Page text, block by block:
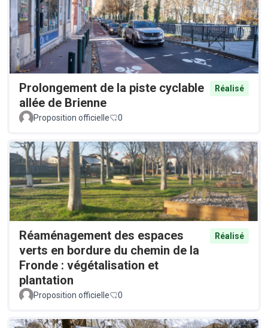
Prolongement de la piste cyclable
allée de Brienne
Réalisé
Proposition officielle 0
Réaménagement des espaces
verts en bordure du chemin de la
Fronde : végétalisation et
plantation
Réalisé
Proposition officielle 0